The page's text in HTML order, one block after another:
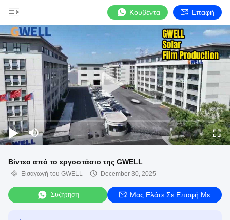
Κουβέντα Επαφή
Βίντεο από το εργοστάσιο της GWELL
Εισαγωγή του GWELL December 30, 2025
Συζήτηση Μας Ελάτε Σε Επαφή Με